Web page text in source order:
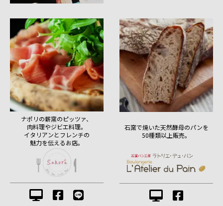
ナポリの薪窯のピッツァ、
肉料理やジビエ料理。
イタリアンとフレンチの
魅力を伝えるお店。
石窯で焼いた天然酵母のパンを
50種類以上販売。